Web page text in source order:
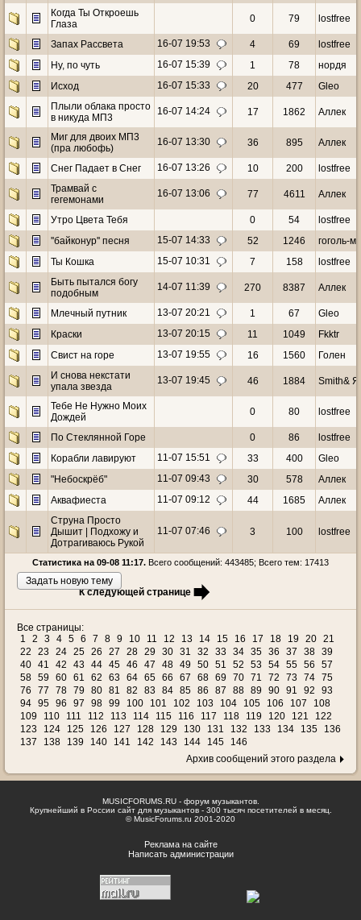
Когда Ты Откроешь
Глаза
0 79 lostfree
Запах Рассвета 16-07 19:53 4 69
lostfree
Ну, по чуть
16-07 15:39 1 78
ноpдя
Исход
16-07 15:33 20 477
Gleo
Плыли облака просто
в никуда МП3
16-07 14:24 17 1862 Аллек
Миг для двоих МП3
(пра любофь)
16-07 13:30 36 895 Аллек
Снег Падает в Снег 16-07 13:26 10 200
lostfree
Трамвай с
гегемонами
16-07 13:06 77 4611 Аллек
Утро Цвета Тебя 0 54
lostfree
''байконур'' песня
15-07 14:33 52 1246
гоголь-
Ты Кошка
15-07 10:31 7 158
lostfree
Быть пытался богу
подобным
14-07 11:39 270 8387 Аллек
Млечный путник 13-07 20:21 1 67
Gleo
Краски
13-07 20:15 11 1049
Fkktr
Свист на горе
13-07 19:55 16 1560
Голен
И снова некстати
упала звезда
13-07 19:45 46 1884 Smith& Я
Тебе Не Нужно Моих
Дождей
0 80 lostfree
По Стеклянной Горе 0 86
lostfree
Корабли лавируют
11-07 15:51 33 400
Gleo
"Небоскрёб"
11-07 09:43 30 578
Аллек
Аквафиеста
11-07 09:12 44 1685
Аллек
Струна Просто
Дышит | Подхожу и
Дотрагиваюсь Рукой
11-07 07:46 3 100 lostfree
Статистика на 09-08 11:17. Всего сообщений: 443485; Всего тем: 17413
Задать новую тему
К следующей странице
Все страницы:
1
2 3 4 5 6 7 8 9 10 11 12 13 14 15 16 17 18 19 20 21
22
23 24 25 26 27 28 29 30 31 32 33 34 35 36 37 38 39
40 41 42 43 44 45 46 47 48 49 50 51 52 53 54 55 56
57
58 59 60 61 62 63 64 65 66 67 68 69 70 71 72 73 74 75
76
77 78 79 80 81 82 83 84 85 86 87 88 89 90 91 92
93
94 95 96 97 98 99 100 101 102 103 104 105 106 107
108
109
110 111 112 113 114 115 116 117 118 119 120 121
122
123
124 125 126 127 128 129 130 131 132 133 134 135
136
137
138 139 140 141 142 143 144 145
146
Архив сообщений этого раздела
MUSICFORUMS.RU - форум музыкантов.
Крупнейший в России сайт для музыкантов - 300 тысяч посетителей в месяц.
© MusicForums.ru 2001-2020
Реклама на сайте
Написать администрации